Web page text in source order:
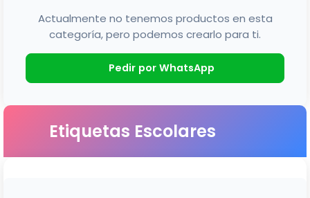
Actualmente no tenemos productos en esta
categoría, pero podemos crearlo para ti.
Pedir por WhatsApp
Etiquetas Escolares